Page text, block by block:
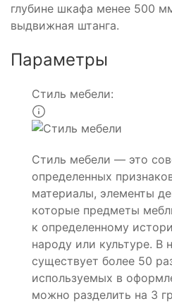
глубине шкафа менее 500
выдвижная штанга.
Параметры
Стиль мебели:
Стиль мебели — это
определенных
материалы, элементы
которые предметы
к определенному
народу или культуре. В
существует более 50
используемых в
можно разделить на 3